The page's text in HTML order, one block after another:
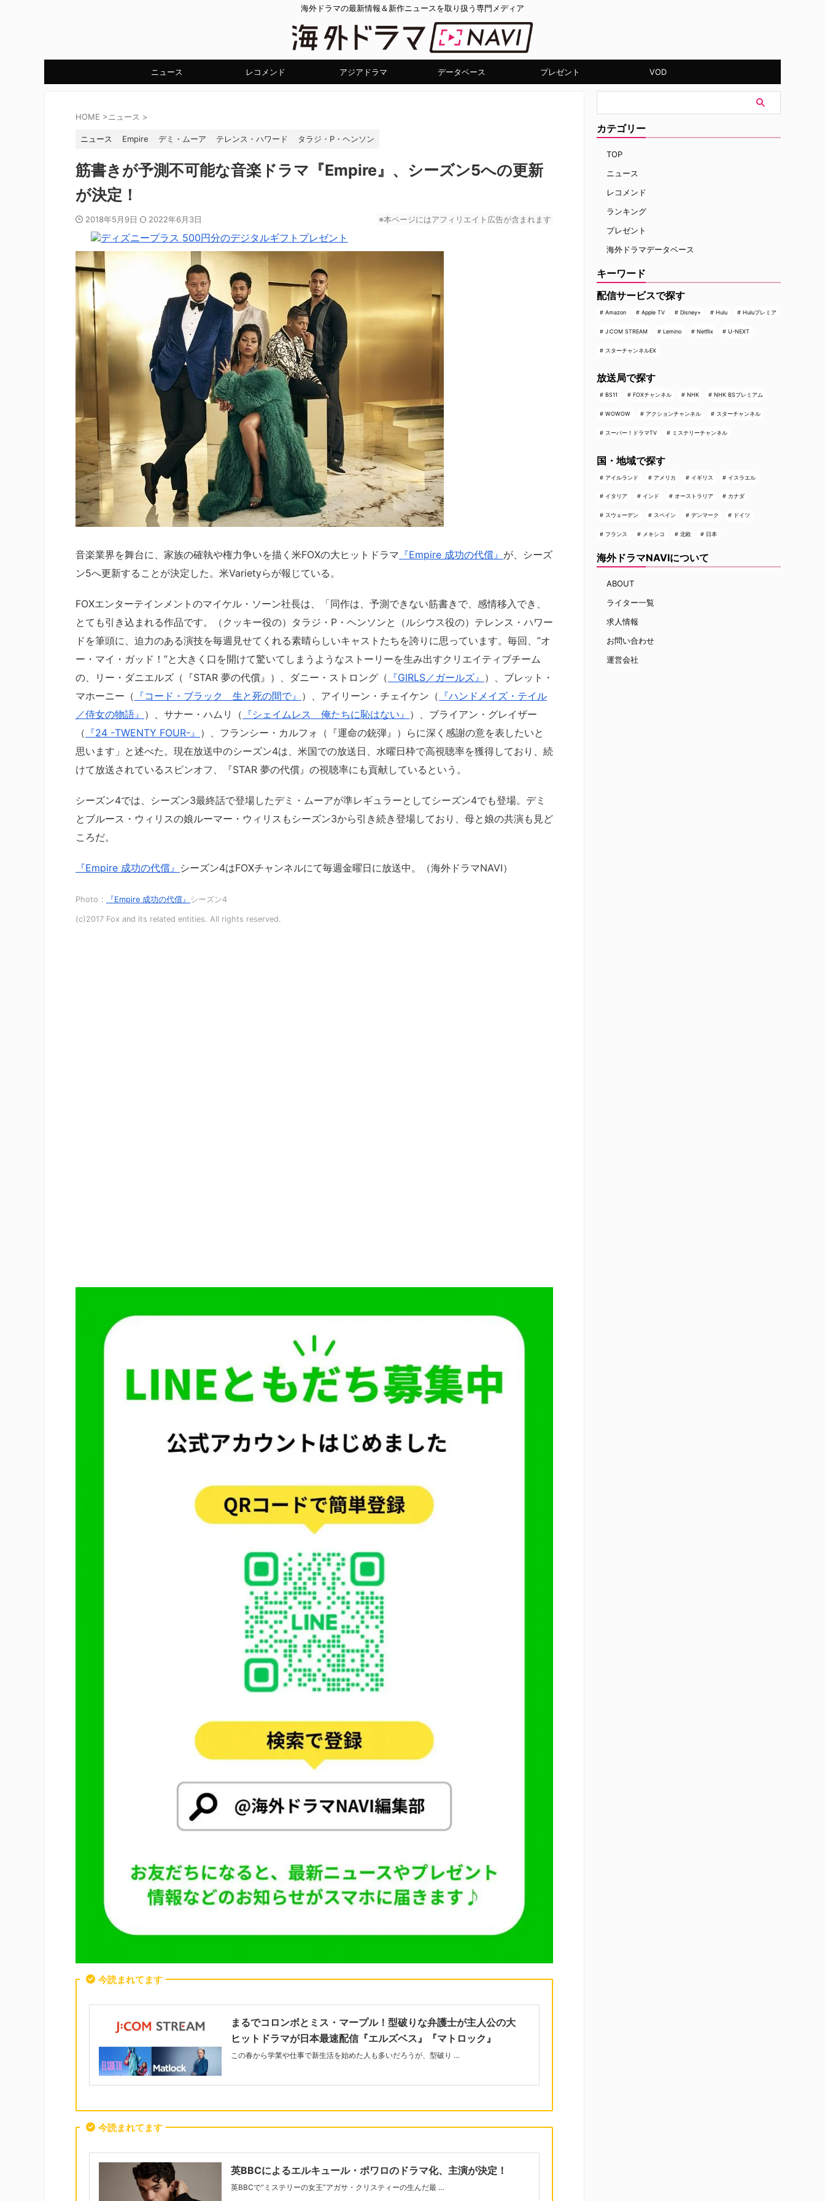
海外ドラマの最新情報＆新作ニュースを取り扱う専門メディア
ニュース レコメンド アジアドラマ データベース プレゼント VOD
HOME >ニュース >
ニュース Empire デミ・ムーア テレンス・ハワード タラジ・P・ヘンソン
筋書きが予測不可能な音楽ドラマ『Empire』、シーズン5への更新
が決定！
2018年5月9日 2022年6月3日 ※本ページにはアフィリエイト広告が含まれます
音楽業界を舞台に、家族の確執や権力争いを描く米FOXの大ヒットドラマ 『Empire 成功の代償』 が、シーズ
ン5へ更新することが決定した。米Varietyらが報じている。
FOXエンターテインメントのマイケル・ソーン社長は、「同作は、予測できない筋書きで、感情移入でき、
とても引き込まれる作品です。（クッキー役の）タラジ・P・ヘンソンと（ルシウス役の）テレンス・ハワー
ドを筆頭に、迫力のある演技を毎週見せてくれる素晴らしいキャストたちを誇りに思っています。毎回、”オ
ー・マイ・ガッド！”と大きく口を開けて驚いてしまうようなストーリーを生み出すクリエイティブチーム
の、リー・ダニエルズ（『STAR 夢の代償』）、ダニー・ストロング（ 『GIRLS／ガールズ』 ）、ブレット・
マホーニー（ 『コード・ブラック 生と死の間で』 ）、アイリーン・チェイケン（ 『ハンドメイズ・テイル
／侍女の物語』 ）、サナー・ハムリ（ 『シェイムレス 俺たちに恥はない』 ）、ブライアン・グレイザー
（ 『24 -TWENTY FOUR-』 ）、フランシー・カルフォ（『運命の銃弾』）らに深く感謝の意を表したいと
思います」と述べた。現在放送中のシーズン4は、米国での放送日、水曜日枠で高視聴率を獲得しており、続
けて放送されているスピンオフ、『STAR 夢の代償』の視聴率にも貢献しているという。
シーズン4では、シーズン3最終話で登場したデミ・ムーアが準レギュラーとしてシーズン4でも登場。デミ
とブルース・ウィリスの娘ルーマー・ウィリスもシーズン3から引き続き登場しており、母と娘の共演も見ど
ころだ。
『Empire 成功の代償』 シーズン4はFOXチャンネルにて毎週金曜日に放送中。（海外ドラマNAVI）
Photo： 『Empire 成功の代償』 シーズン4
(c)2017 Fox and its related entities. All rights reserved.
今読まれてます
まるでコロンボとミス・マープル！型破りな弁護士が主人公の大
ヒットドラマが日本最速配信『エルズベス』『マトロック』
この春から学業や仕事で新生活を始めた人も多いだろうが、型破り …
今読まれてます
英BBCによるエルキュール・ポワロのドラマ化、主演が決定！
英BBCで“ミステリーの女王”アガサ・クリスティーの生んだ最 …
カテゴリー
TOP
ニュース
レコメンド
ランキング
プレゼント
海外ドラマデータベース
キーワード
配信サービスで探す
Amazon Apple TV Disney+ Hulu Huluプレミア
J:COM STREAM Lemino Netflix U-NEXT
スターチャンネルEX
放送局で探す
BS11 FOXチャンネル NHK NHK BSプレミアム
WOWOW アクションチャンネル スターチャンネル
スーパー！ドラマTV ミステリーチャンネル
国・地域で探す
アイルランド アメリカ イギリス イスラエル
イタリア インド オーストラリア カナダ
スウェーデン スペイン デンマーク ドイツ
フランス メキシコ 北欧 日本
海外ドラマNAVIについて
ABOUT
ライター一覧
求人情報
お問い合わせ
運営会社